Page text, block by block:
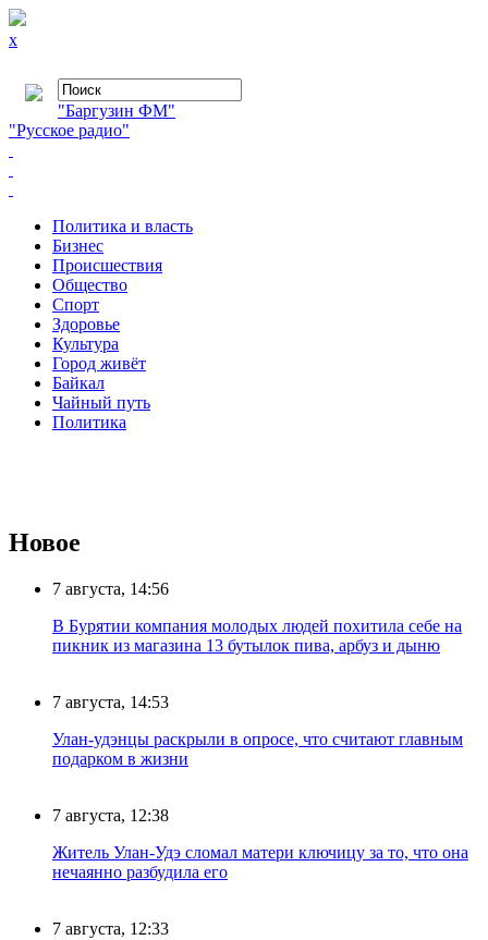
x
"Баргузин ФМ"
"Русское радио"
Политика и власть
Бизнес
Происшествия
Общество
Cпорт
Здоровье
Культура
Город живёт
Байкал
Чайный путь
Политика
Новое
7 августа, 14:56
В Бурятии компания молодых людей похитила себе на
пикник из магазина 13 бутылок пива, арбуз и дыню
7 августа, 14:53
Улан-удэнцы раскрыли в опросе, что считают главным
подарком в жизни
7 августа, 12:38
Житель Улан-Удэ сломал матери ключицу за то, что она
нечаянно разбудила его
7 августа, 12:33